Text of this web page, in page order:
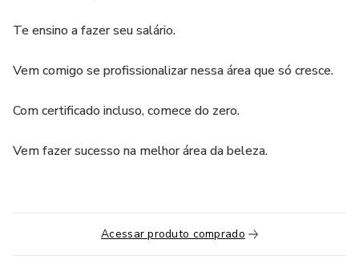
Te ensino a fazer seu salário.
Vem comigo se profissionalizar nessa área que só cresce.
Com certificado incluso, comece do zero.
Vem fazer sucesso na melhor área da beleza.
Acessar produto comprado